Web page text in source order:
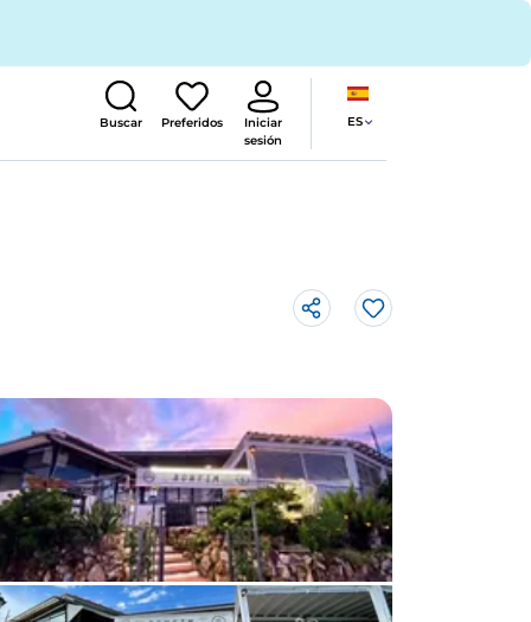
Buscar Preferidos
Iniciar
sesión
ES
Me gusta